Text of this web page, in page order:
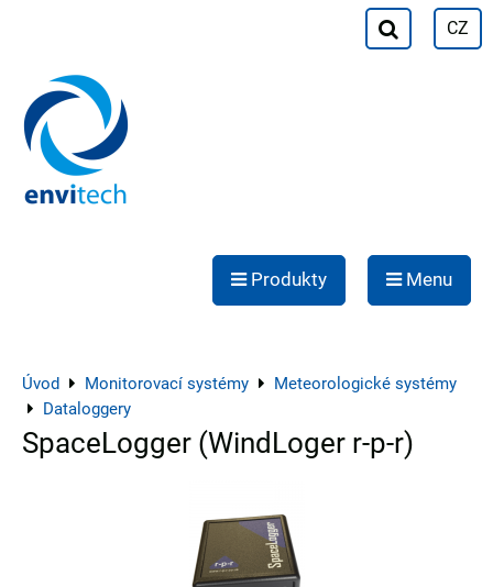
CZ
Produkty Menu
Úvod Monitorovací systémy
Meteorologické systémy
Dataloggery
SpaceLogger (WindLoger r-p-r)